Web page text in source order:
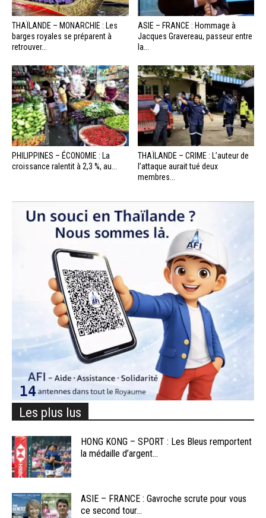
THAÏLANDE – MONARCHIE : Les
barges royales se préparent à
retrouver...
ASIE – FRANCE : Hommage à
Jacques Gravereau, passeur entre
la...
PHILIPPINES – ÉCONOMIE : La
croissance ralentit à 2,3 %, au...
THAÏLANDE – CRIME : L’auteur de
l’attaque aurait tué deux
membres...
Les plus lus
HONG KONG – SPORT : Les Bleus remportent
la médaille d’argent...
ASIE – FRANCE : Gavroche scrute pour vous
ce second tour...